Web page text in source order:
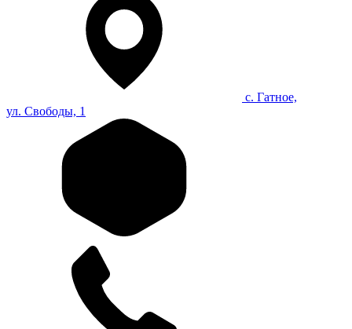
с. Гатное,
ул. Свободы, 1